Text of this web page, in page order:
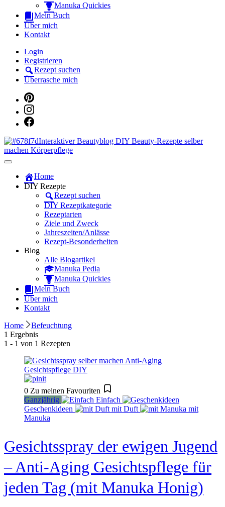
Manuka Quickies
Mein Buch
Über mich
Kontakt
Login
Registrieren
Rezept suchen
Überrasche mich
Manuka Magic – Natürlich schön:
Dein interaktiver DIY Beautyblog
Home
DIY Rezepte
Rezept suchen
DIY Rezeptkategorie
Rezeptarten
Ziele und Zweck
Jahreszeiten/Anlässe
Rezept-Besonderheiten
Blog
Alle Blogartikel
Manuka Pedia
Manuka Quickies
Mein Buch
Über mich
Kontakt
Home
Befeuchtung
1 Ergebnis
1 - 1 von 1 Rezepten
0 Zu meinen Favouriten
Ganzjährig
Einfach
Geschenkideen
mit Duft
mit
Manuka
Gesichtsspray der ewigen Jugend
– Anti-Aging Gesichtspflege für
jeden Tag (mit Manuka Honig)